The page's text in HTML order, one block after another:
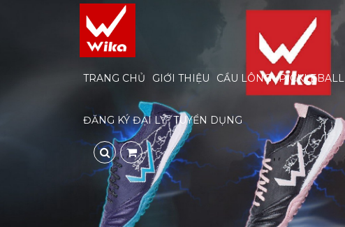
TRANG CHỦ GIỚI THIỆU CẦU LÔNG PICKLEBALL
ĐĂNG KÝ ĐẠI LÝ TUYỂN DỤNG